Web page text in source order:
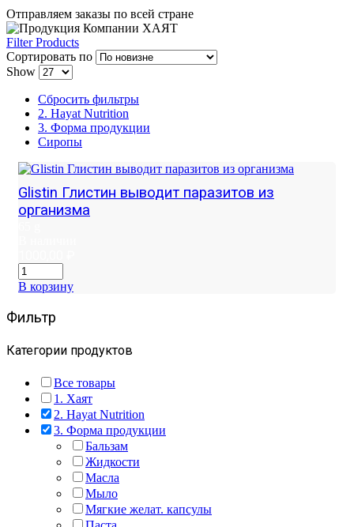
Отправляем заказы по всей стране
Filter Products
Сортировать по
Show
Сбросить фильтры
2. Hayat Nutrition
3. Форма продукции
Сиропы
Glistin Глистин выводит паразитов из
организма
В корзину
Фильтр
Категории продуктов
Все товары
1. Хаят
2. Hayat Nutrition
3. Форма продукции
Бальзам
Жидкости
Масла
Мыло
Мягкие желат. капсулы